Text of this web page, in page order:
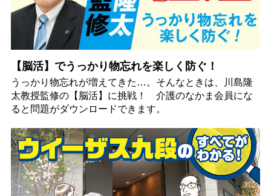
【脳活】でうっかり物忘れを楽しく防ぐ！
うっかり物忘れが増えてきた…。そんなときは、川島隆
太教授監修の【脳活】に挑戦！ 介護のなかま会員にな
ると問題がダウンロードできます。